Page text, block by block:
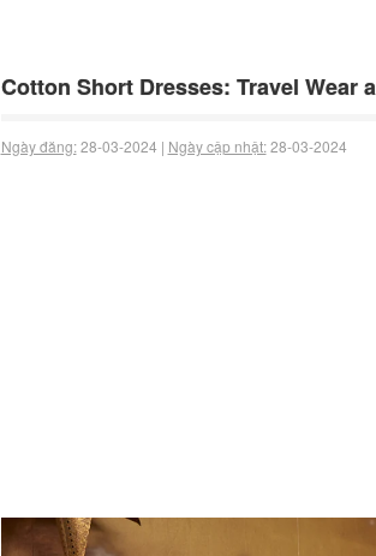
Cotton Short Dresses: Travel Wear
Ngày đăng:28-03-2024 | Ngày cập nhật:28-03-2024